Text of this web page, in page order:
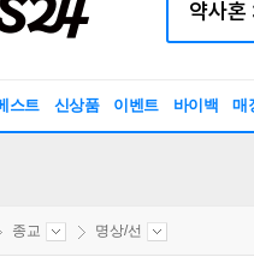
스트 신상품 이벤트 바이백 매
종교 명상/선